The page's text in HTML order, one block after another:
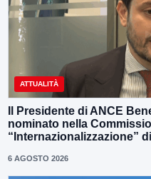
ATTUALITÀ
Il Presidente di ANCE
nominato nella
“Internazionalizzazione”
6 AGOSTO 2026